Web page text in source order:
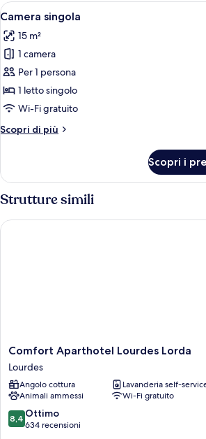
Apri
tutte
le
foto
per
Camera
singola
Una
5
Camera singola
15 m²
1 camera
Per 1 persona
1 letto singolo
Wi-Fi gratuito
Scopri di più
Altri
singola
Scopri i
Strutture simili
Comfort
Aparthotel
Lourdes
Lorda
Lourdes
Comfort Aparthotel Lourdes Lorda
Lourdes
Angolo cottura
Lavanderia self-
Animali ammessi
Wi-Fi gratuito
8.4
su
8,4 Ottimo
634 recensioni
Comfort Aparthotel Lourdes Lorda